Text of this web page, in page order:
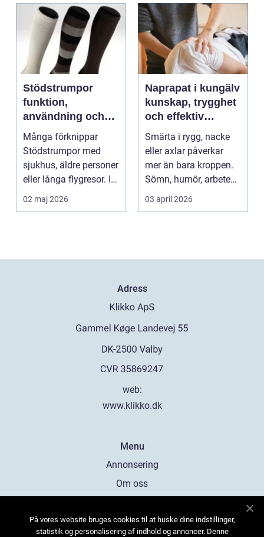
Stödstrumpor
funktion,
användning och
hur du väljer rätt
Många förknippar
Stödstrumpor med
sjukhus, äldre personer
eller långa flygresor. I
verkligheten är d...
02 maj 2026
Naprapat i kungälv
kunskap, trygghet
och effektiv
smärtlindring
Smärta i rygg, nacke
eller axlar påverkar
mer än bara kroppen.
Sömn, humör, arbete
och vardag blir l...
03 april 2026
Adress
web:
www.klikko.dk
Menu
Annonsering
Om oss
Kontakta oss
På vores website bruges cookies til at huske dine indstillinger,
statistik og personalisering af indhold og annoncer. Denne